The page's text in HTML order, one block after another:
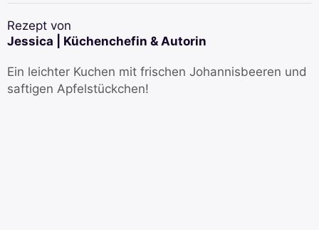
Rezept von
Jessica | Küchenchefin & Autorin
Ein leichter Kuchen mit frischen Johannisbeeren und
saftigen Apfelstückchen!